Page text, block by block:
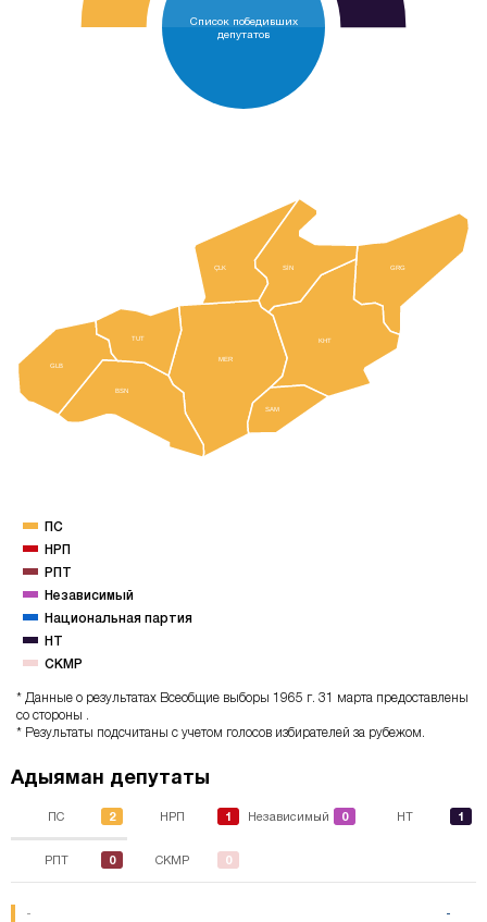
Список победивших
депутатов
MER
BSN
ÇLK GRG
GLB
KHT
SAM
SİN
TUT
ПС
НРП
РПТ
Независимый
Национальная партия
НТ
CKMP
* Данные о результатах Всеобщие выборы 1965 г. 31 марта предоставлены
со стороны .
* Результаты подсчитаны с учетом голосов избирателей за рубежом.
Адыяман депутаты
ПС 2 НРП 1 Независимый 0 НТ 1
РПТ 0 CKMP 0
- -